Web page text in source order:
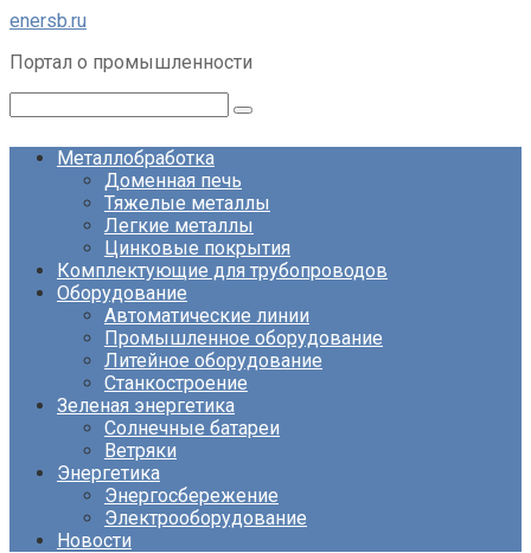
Перейти
контенту
enersb.ru
Портал о промышленности
Металлобработка
Доменная печь
Тяжелые металлы
Легкие металлы
Цинковые покрытия
Комплектующие для трубопроводов
Оборудование
Автоматические линии
Промышленное оборудование
Литейное оборудование
Станкостроение
Зеленая энергетика
Солнечные батареи
Ветряки
Энергетика
Энергосбережение
Электрооборудование
Новости